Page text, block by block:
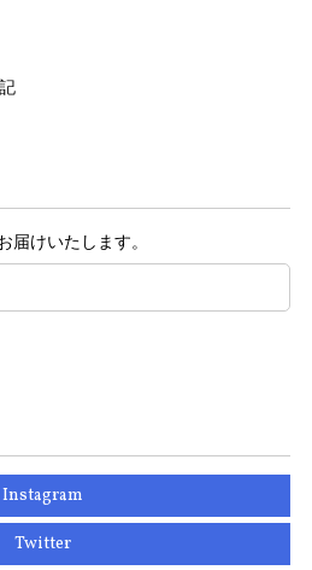
届けいたします。
Instagram
Twitter